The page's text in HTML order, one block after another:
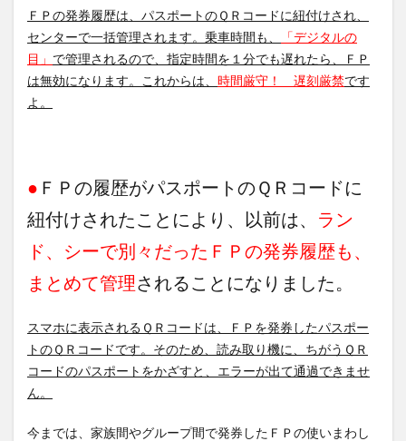
ＦＰの発券履歴は、パスポートのＱＲコードに紐付けされ、
センターで一括管理されます。乗車時間も、
「デジタルの
目」 で管理されるので、指定時間を１分でも遅れたら、ＦＰ
は無効になります。これからは、 時間厳守！ 遅刻厳禁です
よ。
● ＦＰの履歴がパスポートのＱＲコードに
紐付けされたことにより、以前は、 ラン
ド、シーで別々だったＦＰの発券履歴も、
まとめて管理されることになりました。
スマホに表示されるＱＲコードは、ＦＰを発券したパスポー
トのＱＲコードです。そのため、読み取り機に、ちがうＱＲ
コードのパスポートをかざすと、エラーが出て通過できませ
ん。
今までは、家族間やグループ間で発券したＦＰの使いまわし